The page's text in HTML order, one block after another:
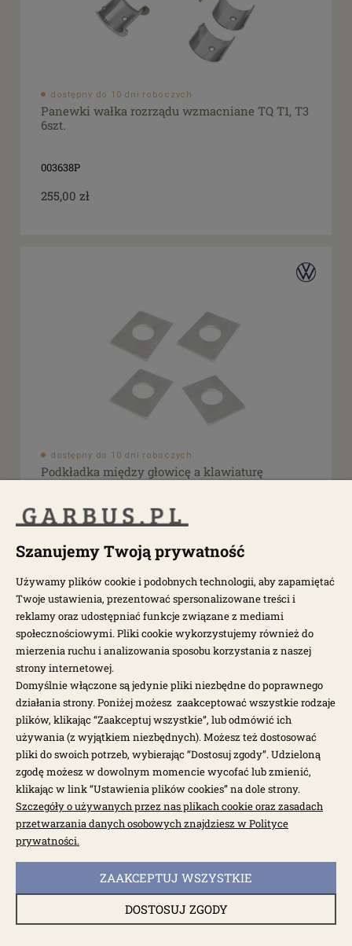
dostępny do 10 dni roboczych
Panewki wałka rozrządu wzmacniane TQ T1, T3
6szt.
003638P
255,00 zł
dostępny do 10 dni roboczych
Podkładka między głowicę a klawiaturę
003000P
35,00 zł
dostępne: 1 szt.
Podkładki dystansowe wałka klawiatury
0,76mm 4szt.
35,00 zł
Szanujemy Twoją prywatność
Używamy plików cookie i podobnych technologii, aby zapamiętać
Twoje ustawienia, prezentować spersonalizowane treści i
reklamy oraz udostępniać funkcje związane z mediami
społecznościowymi. Pliki cookie wykorzystujemy również do
mierzenia ruchu i analizowania sposobu korzystania z naszej
strony internetowej.
Domyślnie włączone są jedynie pliki niezbędne do poprawnego
działania strony. Poniżej możesz zaakceptować wszystkie rodzaje
plików, klikając “Zaakceptuj wszystkie”, lub odmówić ich
używania (z wyjątkiem niezbędnych). Możesz też dostosować
pliki do swoich potrzeb, wybierając “Dostosuj zgody”. Udzieloną
zgodę możesz w dowolnym momencie wycofać lub zmienić,
klikając w link “Ustawienia plików cookies” na dole strony.
Szczegóły o używanych przez nas plikach cookie oraz zasadach
przetwarzania danych osobowych znajdziesz w Polityce
prywatności.
DOSTOSUJ ZGODY
ZAAKCEPTUJ WSZYSTKIE